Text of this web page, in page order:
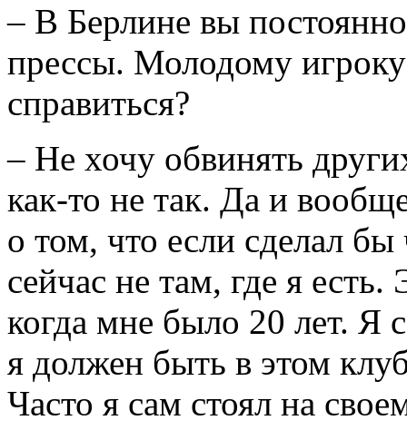
– В Берлине вы
прессы. Молодому
справиться?
– Не хочу обвинять
как-то не так. Да и
о том, что если сделал
сейчас не там, где я
когда мне было 20 лет. Я
я должен быть в этом
Часто я сам стоял на